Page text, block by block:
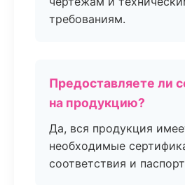
требованиям.
Предоставляете ли
на продукцию?
Да, вся продукция
необходимые
соответствия и